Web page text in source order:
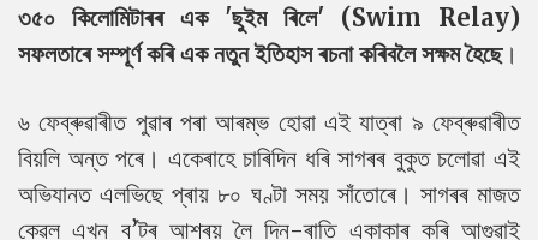
৩৫০ কিলোমিটাৰৰ এক 'ছুইম ৰিলে' (Swim Relay)
সফলতাৰে সম্পূৰ্ণ কৰি এক নতুন ইতিহাস ৰচনা কৰিবলৈ সক্ষম হৈছে।
৬ ফেব্ৰুৱাৰীত পুৱাৰ পৰা আৰম্ভ হোৱা এই যাত্ৰা ৯ ফেব্ৰুৱাৰীত
বিয়লি অন্ত পৰে। একেৰাহে চাৰিদিন ধৰি সাগৰৰ বুকুত চলোৱা এই
অভিযানত এলভিছে প্ৰায় ৮০ ঘণ্টা সময় সাঁতোৰে। সাগৰৰ মাজত
কেৱল এখন ব’টৰ আশ্ৰয় লৈ দিন-ৰাতি একাকাৰ কৰি আগুৱাই